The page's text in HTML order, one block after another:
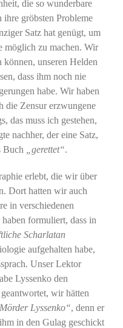
die so wunderbare
gröbsten Probleme
Satz hat genügt, um
möglich zu machen. Wir
können, unseren Helden
dass ihm noch nie
habe. Wir haben
die Zensur erzwungene
das muss ich gestehen,
nachher, der eine Satz,
Buch
„gerettet“.
erlebt, die wir über
Dort hatten wir auch
in verschiedenen
formuliert, dass in
Scharlatan
aufgehalten habe,
Unser Lektor
Lyssenko den
wir hätten
Mörder Lyssenko“, denn er
in den Gulag geschickt